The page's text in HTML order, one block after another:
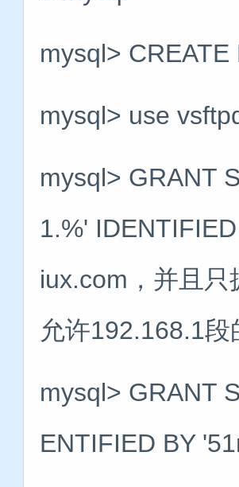
mysql>
mysql> use
mysql> GRANT
1.%'
iux.com，并且
允许192.168.1段
mysql> GRANT
ENTIFIED BY